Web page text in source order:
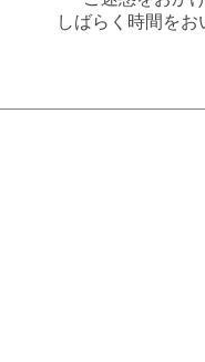
しばらく時間を